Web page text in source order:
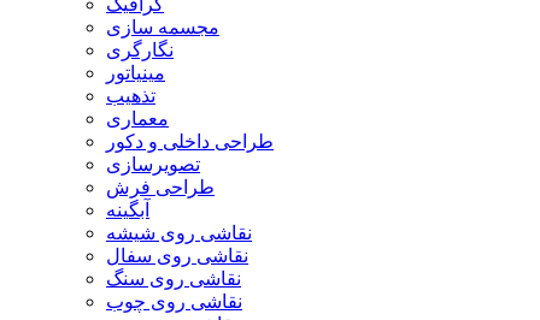
گرافیک
مجسمه سازی
نگارگری
مینیاتور
تذهیب
معماری
طراحی داخلی و دکور
تصویرسازی
طراحی فرش
آبگینه
نقاشی روی شیشه
نقاشی روی سفال
نقاشی روی سنگ
نقاشی روی چوب